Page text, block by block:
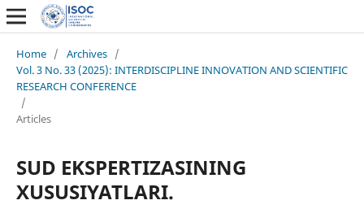
Home / Archives /
Vol. 3 No. 33 (2025): INTERDISCIPLINE INNOVATION AND SCIENTIFIC
RESEARCH CONFERENCE
/
Articles
SUD EKSPERTIZASINING
XUSUSIYATLARI.